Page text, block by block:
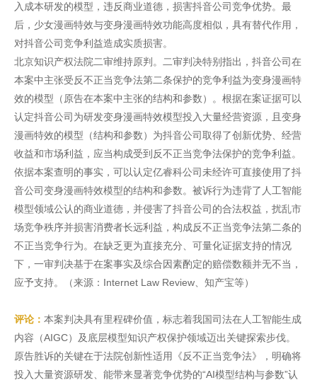
入成本研发的模型，违反商业道德，损害抖音公司竞争优势。最
后，少女漫画特效与变身漫画特效功能高度相似，具有替代作用，
对抖音公司竞争利益造成实质损害。
北京知识产权法院二审维持原判。二审判决特别指出，抖音公司在
本案中主张受反不正当竞争法第二条保护的竞争利益为变身漫画特
效的模型（原告在本案中主张的结构和参数）。根据在案证据可以
认定抖音公司为研发变身漫画特效模型投入大量经营资源，且变身
漫画特效的模型（结构和参数）为抖音公司取得了创新优势、经营
收益和市场利益，应当构成受到反不正当竞争法保护的竞争利益。
依据本案查明的事实，可以认定亿睿科公司未经许可直接使用了抖
音公司变身漫画特效模型的结构和参数。被诉行为违背了人工智能
模型领域公认的商业道德，并侵害了抖音公司的合法权益，扰乱市
场竞争秩序并损害消费者长远利益，构成反不正当竞争法第二条的
不正当竞争行为。在缺乏更为直接充分、可量化证据支持的情况
下，一审判决基于在案事实及综合因素酌定的赔偿数额并无不当，
应予支持。（来源：Internet Law Review、知产宝等）
评论： 本案判决具有里程碑价值，标志着我国司法在人工智能生成
内容（AIGC）及底层模型知识产权保护领域迈出关键探索步伐。
原告胜诉的关键在于法院创新性适用《反不正当竞争法》，明确将
投入大量资源研发、能带来显著竞争优势的“AI模型结构与参数”认